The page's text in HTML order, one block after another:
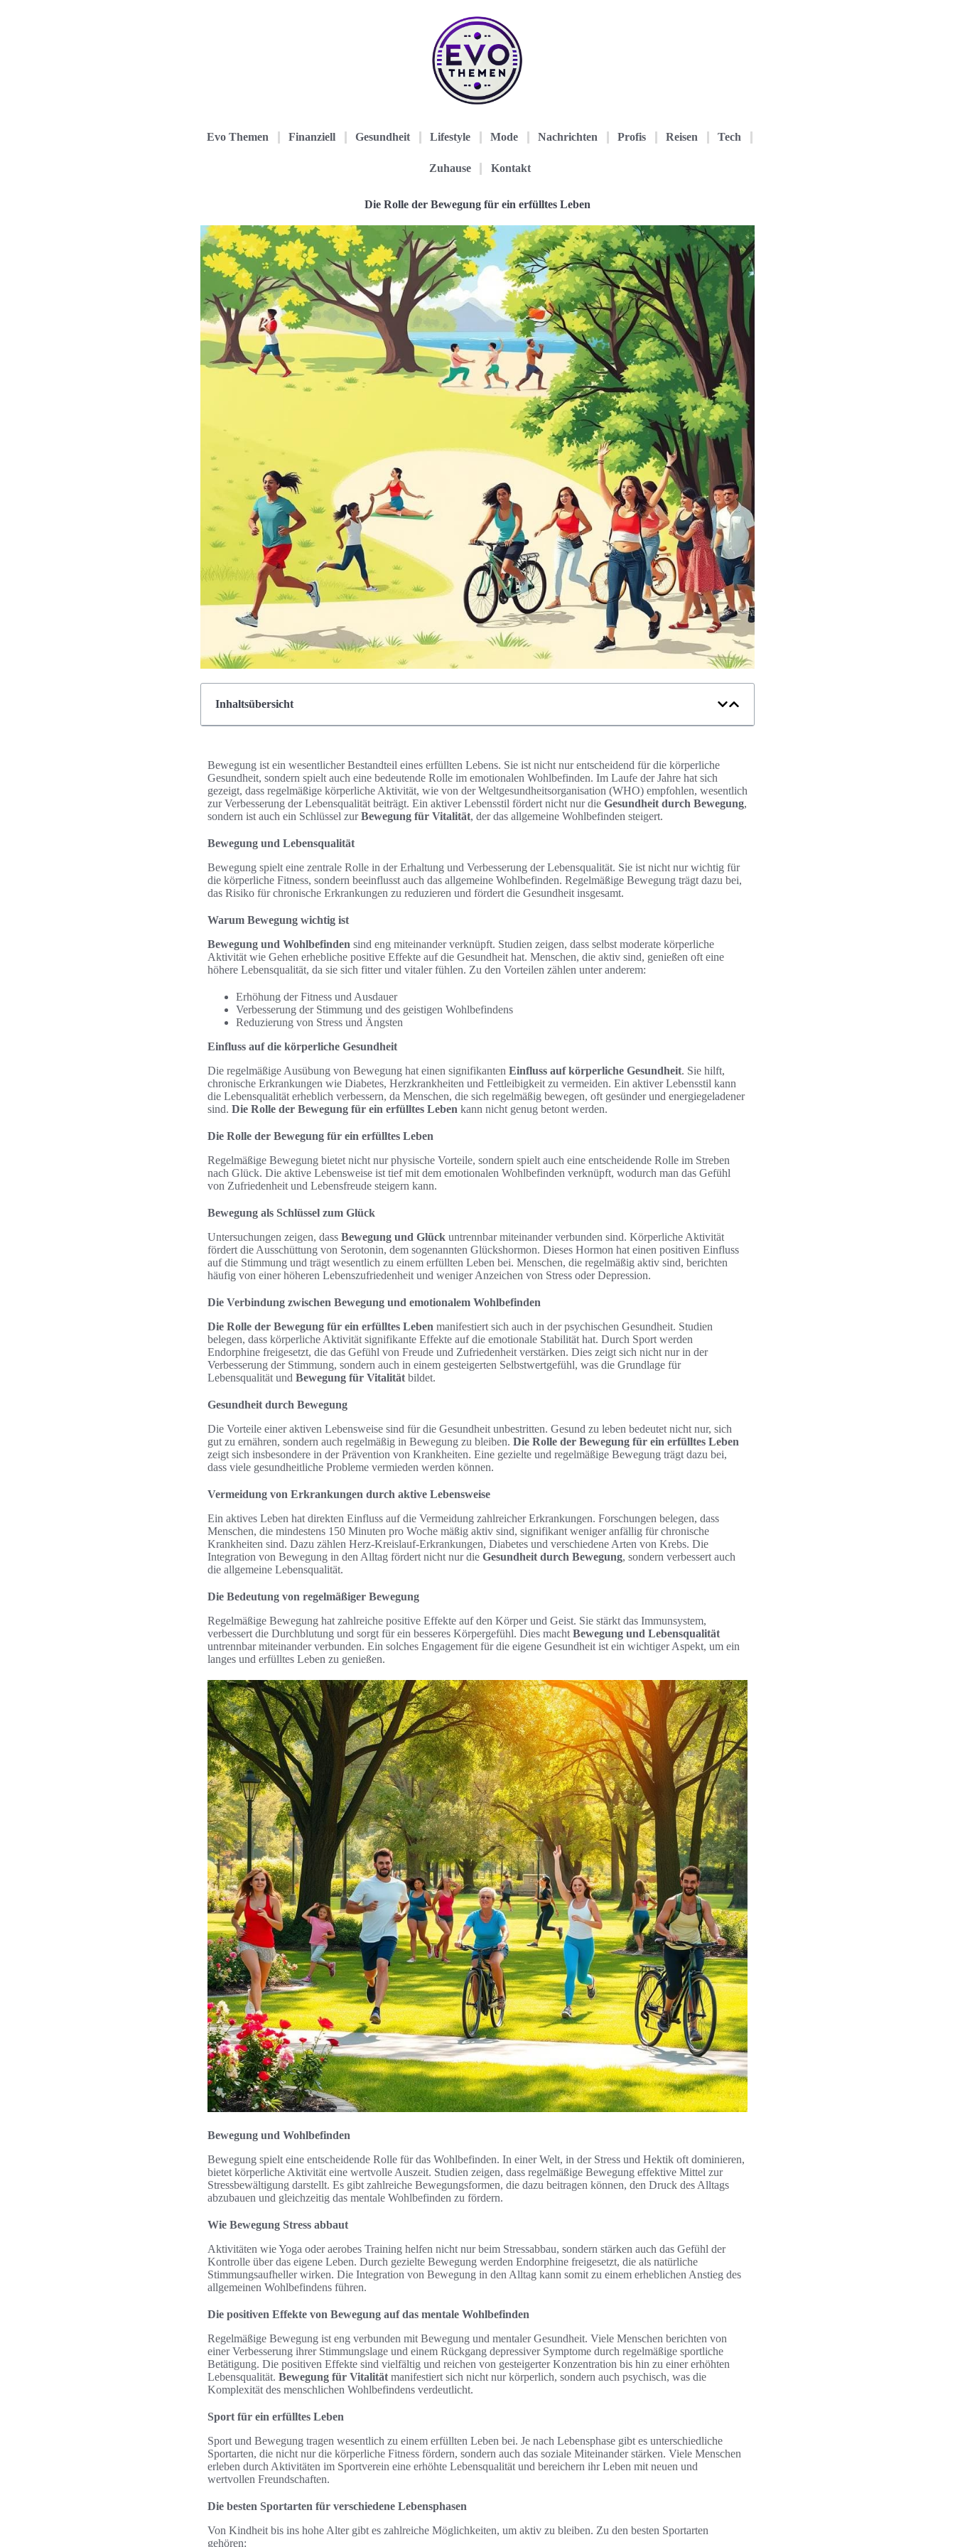
Evo Themen Finanziell Gesundheit Lifestyle Mode Nachrichten Profis Reisen Tech
Zuhause Kontakt
Die Rolle der Bewegung für ein erfülltes Leben
Inhaltsübersicht
Bewegung ist ein wesentlicher Bestandteil eines erfüllten Lebens. Sie ist nicht nur entscheidend für die körperliche
Gesundheit, sondern spielt auch eine bedeutende Rolle im emotionalen Wohlbefinden. Im Laufe der Jahre hat sich
gezeigt, dass regelmäßige körperliche Aktivität, wie von der Weltgesundheitsorganisation (WHO) empfohlen, wesentlich
zur Verbesserung der Lebensqualität beiträgt. Ein aktiver Lebensstil fördert nicht nur die Gesundheit durch Bewegung,
sondern ist auch ein Schlüssel zurBewegung für Vitalität, der das allgemeine Wohlbefinden steigert.
Bewegung und Lebensqualität
Bewegung spielt eine zentrale Rolle in der Erhaltung und Verbesserung der Lebensqualität. Sie ist nicht nur wichtig für
die körperliche Fitness, sondern beeinflusst auch das allgemeine Wohlbefinden. Regelmäßige Bewegung trägt dazu bei,
das Risiko für chronische Erkrankungen zu reduzieren und fördert die Gesundheit insgesamt.
Warum Bewegung wichtig ist
Bewegung und Wohlbefinden sind eng miteinander verknüpft. Studien zeigen, dass selbst moderate körperliche
Aktivität wie Gehen erhebliche positive Effekte auf die Gesundheit hat. Menschen, die aktiv sind, genießen oft eine
höhere Lebensqualität, da sie sich fitter und vitaler fühlen. Zu den Vorteilen zählen unter anderem:
Erhöhung der Fitness und Ausdauer
Verbesserung der Stimmung und des geistigen Wohlbefindens
Reduzierung von Stress und Ängsten
Einfluss auf die körperliche Gesundheit
Die regelmäßige Ausübung von Bewegung hat einen signifikanten Einfluss auf körperliche Gesundheit. Sie hilft,
chronische Erkrankungen wie Diabetes, Herzkrankheiten und Fettleibigkeit zu vermeiden. Ein aktiver Lebensstil kann
die Lebensqualität erheblich verbessern, da Menschen, die sich regelmäßig bewegen, oft gesünder und energiegeladener
sind. Die Rolle der Bewegung für ein erfülltes Leben kann nicht genug betont werden.
Die Rolle der Bewegung für ein erfülltes Leben
Regelmäßige Bewegung bietet nicht nur physische Vorteile, sondern spielt auch eine entscheidende Rolle im Streben
nach Glück. Die aktive Lebensweise ist tief mit dem emotionalen Wohlbefinden verknüpft, wodurch man das Gefühl
von Zufriedenheit und Lebensfreude steigern kann.
Bewegung als Schlüssel zum Glück
Untersuchungen zeigen, dass Bewegung und Glück untrennbar miteinander verbunden sind. Körperliche Aktivität
fördert die Ausschüttung von Serotonin, dem sogenannten Glückshormon. Dieses Hormon hat einen positiven Einfluss
auf die Stimmung und trägt wesentlich zu einem erfüllten Leben bei. Menschen, die regelmäßig aktiv sind, berichten
häufig von einer höheren Lebenszufriedenheit und weniger Anzeichen von Stress oder Depression.
Die Verbindung zwischen Bewegung und emotionalem Wohlbefinden
Die Rolle der Bewegung für ein erfülltes Leben manifestiert sich auch in der psychischen Gesundheit. Studien
belegen, dass körperliche Aktivität signifikante Effekte auf die emotionale Stabilität hat. Durch Sport werden
Endorphine freigesetzt, die das Gefühl von Freude und Zufriedenheit verstärken. Dies zeigt sich nicht nur in der
Verbesserung der Stimmung, sondern auch in einem gesteigerten Selbstwertgefühl, was die Grundlage für
Lebensqualität und Bewegung für Vitalität bildet.
Gesundheit durch Bewegung
Die Vorteile einer aktiven Lebensweise sind für die Gesundheit unbestritten. Gesund zu leben bedeutet nicht nur, sich
gut zu ernähren, sondern auch regelmäßig in Bewegung zu bleiben. Die Rolle der Bewegung für ein erfülltes Leben
zeigt sich insbesondere in der Prävention von Krankheiten. Eine gezielte und regelmäßige Bewegung trägt dazu bei,
dass viele gesundheitliche Probleme vermieden werden können.
Vermeidung von Erkrankungen durch aktive Lebensweise
Ein aktives Leben hat direkten Einfluss auf die Vermeidung zahlreicher Erkrankungen. Forschungen belegen, dass
Menschen, die mindestens 150 Minuten pro Woche mäßig aktiv sind, signifikant weniger anfällig für chronische
Krankheiten sind. Dazu zählen Herz-Kreislauf-Erkrankungen, Diabetes und verschiedene Arten von Krebs. Die
Integration von Bewegung in den Alltag fördert nicht nur die Gesundheit durch Bewegung, sondern verbessert auch
die allgemeine Lebensqualität.
Die Bedeutung von regelmäßiger Bewegung
Regelmäßige Bewegung hat zahlreiche positive Effekte auf den Körper und Geist. Sie stärkt das Immunsystem,
verbessert die Durchblutung und sorgt für ein besseres Körpergefühl. Dies macht Bewegung und Lebensqualität
untrennbar miteinander verbunden. Ein solches Engagement für die eigene Gesundheit ist ein wichtiger Aspekt, um ein
langes und erfülltes Leben zu genießen.
Bewegung und Wohlbefinden
Bewegung spielt eine entscheidende Rolle für das Wohlbefinden. In einer Welt, in der Stress und Hektik oft dominieren,
bietet körperliche Aktivität eine wertvolle Auszeit. Studien zeigen, dass regelmäßige Bewegung effektive Mittel zur
Stressbewältigung darstellt. Es gibt zahlreiche Bewegungsformen, die dazu beitragen können, den Druck des Alltags
abzubauen und gleichzeitig das mentale Wohlbefinden zu fördern.
Wie Bewegung Stress abbaut
Aktivitäten wie Yoga oder aerobes Training helfen nicht nur beim Stressabbau, sondern stärken auch das Gefühl der
Kontrolle über das eigene Leben. Durch gezielte Bewegung werden Endorphine freigesetzt, die als natürliche
Stimmungsaufheller wirken. Die Integration von Bewegung in den Alltag kann somit zu einem erheblichen Anstieg des
allgemeinen Wohlbefindens führen.
Die positiven Effekte von Bewegung auf das mentale Wohlbefinden
Regelmäßige Bewegung ist eng verbunden mit Bewegung und mentaler Gesundheit. Viele Menschen berichten von
einer Verbesserung ihrer Stimmungslage und einem Rückgang depressiver Symptome durch regelmäßige sportliche
Betätigung. Die positiven Effekte sind vielfältig und reichen von gesteigerter Konzentration bis hin zu einer erhöhten
Lebensqualität. Bewegung für Vitalität manifestiert sich nicht nur körperlich, sondern auch psychisch, was die
Komplexität des menschlichen Wohlbefindens verdeutlicht.
Sport für ein erfülltes Leben
Sport und Bewegung tragen wesentlich zu einem erfüllten Leben bei. Je nach Lebensphase gibt es unterschiedliche
Sportarten, die nicht nur die körperliche Fitness fördern, sondern auch das soziale Miteinander stärken. Viele Menschen
erleben durch Aktivitäten im Sportverein eine erhöhte Lebensqualität und bereichern ihr Leben mit neuen und
wertvollen Freundschaften.
Die besten Sportarten für verschiedene Lebensphasen
Von Kindheit bis ins hohe Alter gibt es zahlreiche Möglichkeiten, um aktiv zu bleiben. Zu den besten Sportarten
gehören: